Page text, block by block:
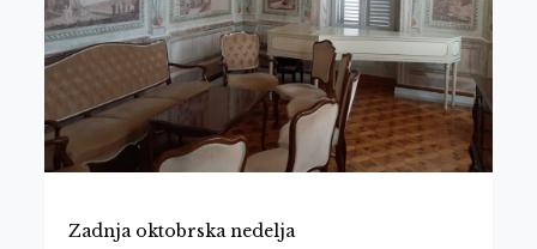
Zadnja oktobrska nedelja